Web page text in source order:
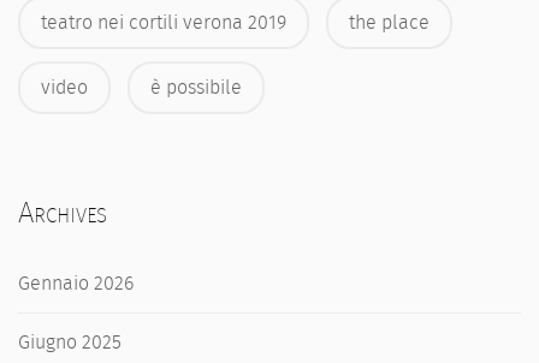
teatro nei cortili verona 2019 the place
video è possibile
Archives
Gennaio 2026
Giugno 2025